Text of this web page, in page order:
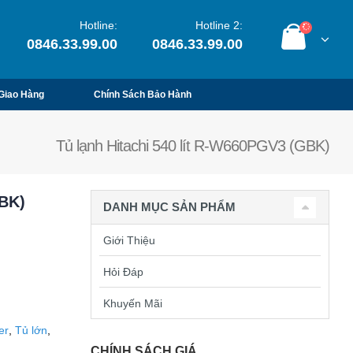
Hotline:
0846.33.99.00
Hotline 2:
0846.33.99.00
Hàng Chính Sách Bảo Hành
Tủ lạnh Hitachi 540 lít R-W660PGV3 (GBK)
, Tủ lớn
DANH MỤC SẢN PHẨM
Giới Thiệu
Hỏi Đáp
Khuyến Mãi